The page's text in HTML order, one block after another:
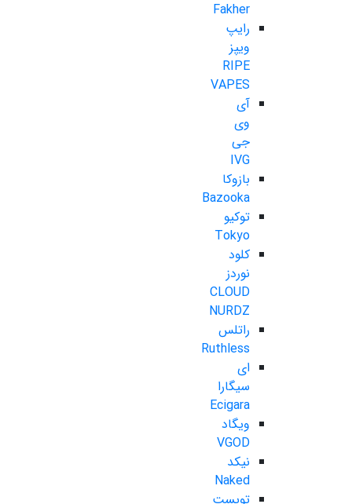
Fakher
رایپ
ویپز
RIPE
VAPES
آی
وی
جی
IVG
بازوکا
Bazooka
توکیو
Tokyo
کلود
نوردز
CLOUD
NURDZ
راتلس
Ruthless
ای
سیگارا
Ecigara
ویگاد
VGOD
نیکد
Naked
تویست